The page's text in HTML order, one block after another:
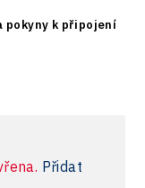
2022
2021
pokyny k připojení
Přidat